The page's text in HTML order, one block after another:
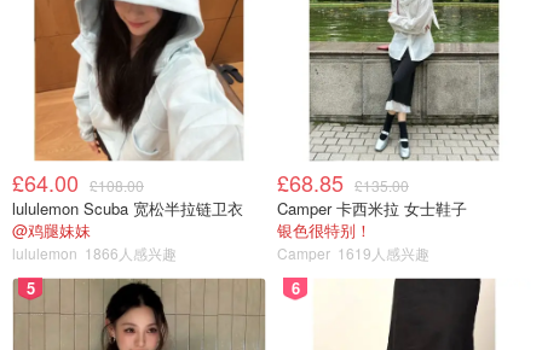
今年再一次参加Met Gala红毯，被Vogue评选为最佳着装。
£64.00 £108.00
lululemon Scuba 宽松半拉链卫衣
@鸡腿妹妹
lululemon 1866人感兴趣
£68.85 £135.00
Camper 卡西米拉 女士鞋子
银色很特别！
Camper 1619人感兴趣
5 6